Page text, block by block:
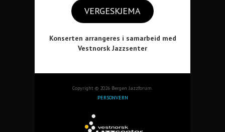
VERGESKJEMA
Konserten arrangeres i samarbeid med
Vestnorsk Jazzsenter
Copyright © 2026 Bergen Jazzforum.
PERSONVERN